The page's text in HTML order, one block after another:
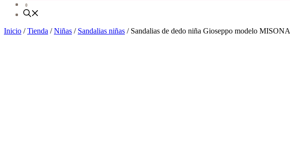
0
Inicio /Tienda /Niñas / Sandalias niñas / Sandalias de dedo niña Gioseppo modelo MISONA